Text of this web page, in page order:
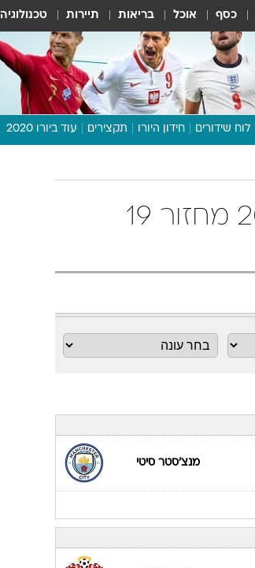
כסף אוכל בריאות תיירות טכנולוגיה
לוח שידורים חידון היורו תקצירים עוד ביורו 2020
תכנית היורו
וואלה! ספורט
טבלת ליגה אנגלית 2024/25 מחזור 19
מנצ'סטר סיטי